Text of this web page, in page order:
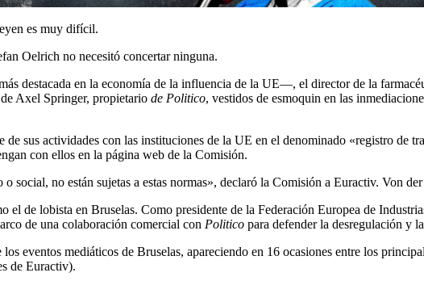
es muy difícil.
Oelrich no necesitó concertar ninguna.
destacada en la economía de la influencia de la UE—, el director de la
Axel Springer, propietario de Politico, vestidos de esmoquin en las
de sus actividades con las instituciones de la UE en el denominado «registro de
con ellos en la página web de la Comisión.
social, no están sujetas a estas normas», declaró la Comisión a Euractiv. Von
el de lobista en Bruselas. Como presidente de la Federación Europea de
de una colaboración comercial con Politico para defender la desregulación y
eventos mediáticos de Bruselas, apareciendo en 16 ocasiones entre los
de Euractiv).